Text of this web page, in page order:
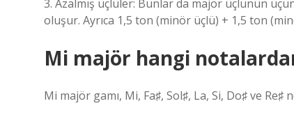
3. Azalmış üçlüler: Bunlar da majör üçlünün
oluşur. Ayrıca 1,5 ton (minör üçlü) + 1,5 ton
Mi majör hangi
Mi majör gamı, Mi, Fa♯, ​​​​Sol♯, La, Si, Do♯ ve